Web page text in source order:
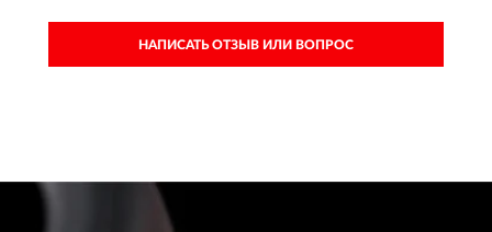
НАПИСАТЬ ОТЗЫВ ИЛИ ВОПРОС